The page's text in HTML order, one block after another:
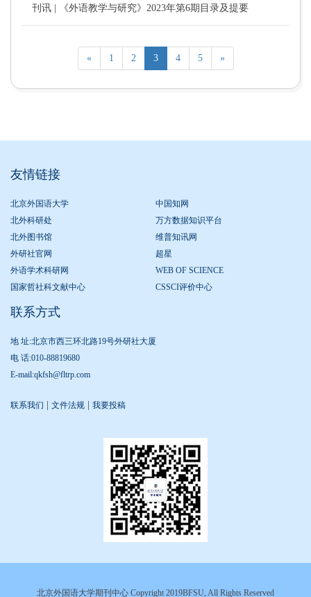
刊讯 | 《外语教学与研究》2023年第6期目录及提要
« 1 2 3 4 5 »
友情链接
北京外国语大学
中国知网
北外科研处
万方数据知识平台
北外图书馆
维普知讯网
外研社官网
超星
外语学术科研网
WEB OF SCIENCE
国家哲社科文献中心
CSSCI评价中心
联系方式
地 址:北京市西三环北路19号外研社大厦
电 话:010-88819680
E-mail:qkfsh@fltrp.com
联系我们 文件法规 我要投稿
北京外国语大学期刊中心 Copyright 2019BFSU, All Rights Reserved